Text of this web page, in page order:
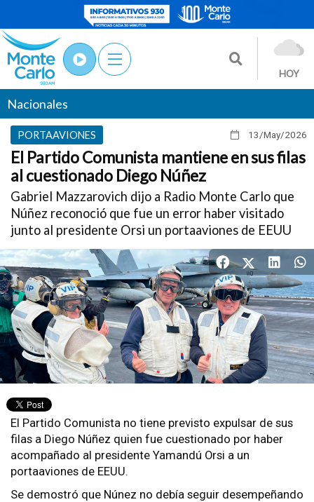
HOY
Nacionales
13/May/2026
PORTAAVIONES
El Partido Comunista mantiene en sus filas
al cuestionado Diego Núñez
Gabriel Mazzarovich dijo a Radio Monte Carlo que
Núñez reconoció que fue un error haber visitado
junto al presidente Orsi un portaaviones de EEUU
El Partido Comunista no tiene previsto expulsar de sus
filas a Diego Núñez quien fue cuestionado por haber
acompañado al presidente Yamandú Orsi a un
portaaviones de EEUU.
Se demostró que Núnez no debía seguir desempeñando